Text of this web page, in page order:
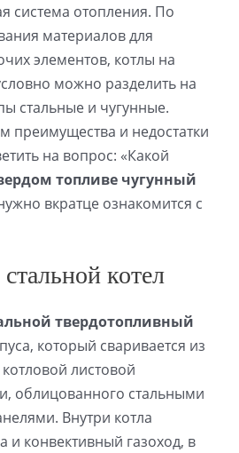
система отопления. По
материалов для
элементов, котлы на
можно разделить на
стальные и чугунные.
преимущества и недостатки
на вопрос: «Какой
топливе чугунный
вкратце ознакомится с
котел
твердотопливный
который сваривается из
листовой
облицованного стальными
Внутри котла
и конвективный газоход, в